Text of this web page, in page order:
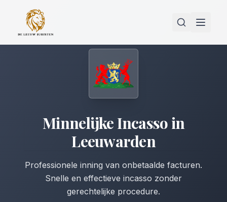
Minnelijke Incasso in
Leeuwarden
Professionele inning van onbetaalde facturen.
Snelle en effectieve incasso zonder
gerechtelijke procedure.